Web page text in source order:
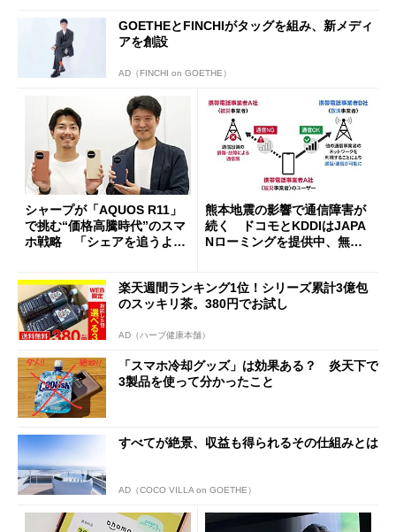
GOETHEとFINCHIがタッグを組み、新メディ
アを創設
AD（FINCHI on GOETHE）
シャープが「AQUOS R11」
で挑む“価格高騰時代”のスマ
ホ戦略 「シェアを追うより
熊本地震の影響で通信障害が
続く ドコモとKDDIはJAPA
Nローミングを提供中、無料
楽天週間ランキング1位！シリーズ累計3億包
のスッキリ茶。380円でお試し
AD（ハーブ健康本舗）
「スマホ冷却グッズ」は効果ある？ 炎天下で
3製品を使って分かったこと
すべてが絶景、収益も得られるその仕組みとは
AD（COCO VILLA on GOETHE）